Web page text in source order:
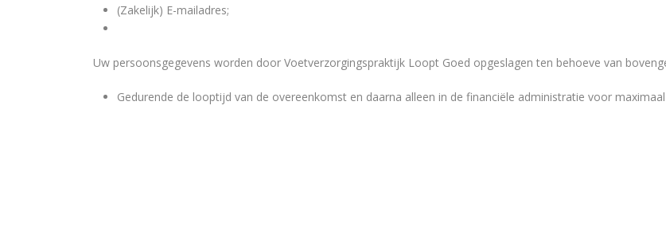
(Zakelijk) E-mailadres;
Uw persoonsgegevens worden door Voetverzorgingspraktijk Loopt Goed opgeslagen ten behoeve van
Gedurende de looptijd van de overeenkomst en daarna alleen in de financiële administratie voor